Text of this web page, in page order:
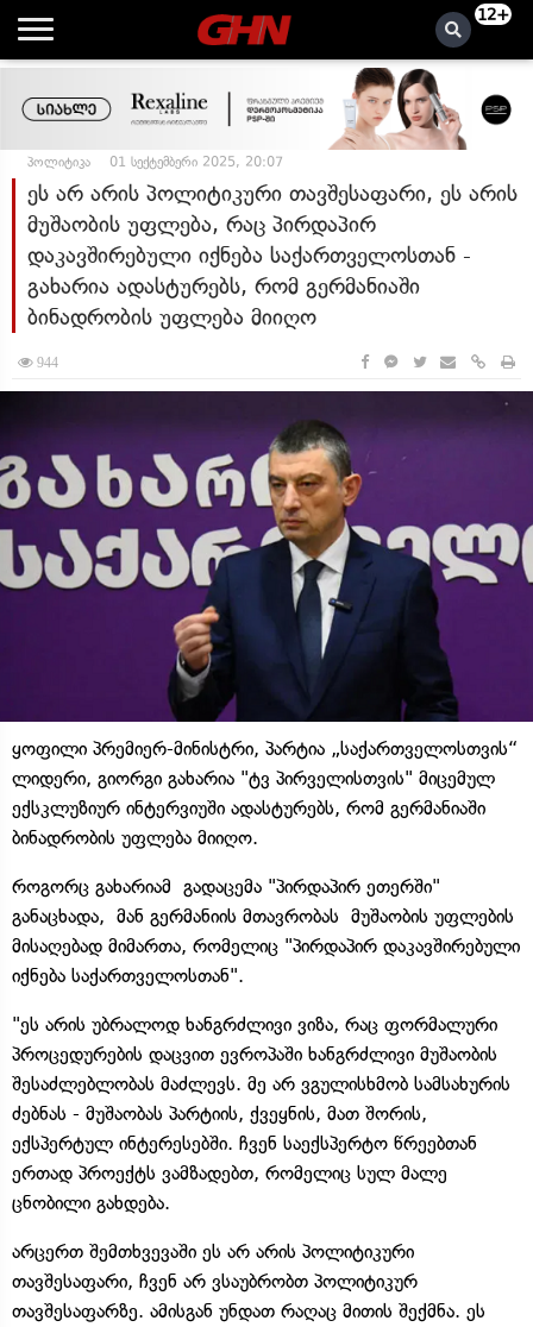
12+
პოლიტიკა 01 სექტემბერი 2025, 20:07
ეს არ არის პოლიტიკური თავშესაფარი, ეს არის
მუშაობის უფლება, რაც პირდაპირ
დაკავშირებული იქნება საქართველოსთან -
გახარია ადასტურებს, რომ გერმანიაში
ბინადრობის უფლება მიიღო
944
ყოფილი პრემიერ-მინისტრი, პარტია „საქართველოსთვის“
ლიდერი, გიორგი გახარია "ტვ პირველისთვის" მიცემულ
ექსკლუზიურ ინტერვიუში ადასტურებს, რომ გერმანიაში
ბინადრობის უფლება მიიღო.
როგორც გახარიამ გადაცემა "პირდაპირ ეთერში"
განაცხადა, მან გერმანიის მთავრობას მუშაობის უფლების
მისაღებად მიმართა, რომელიც "პირდაპირ დაკავშირებული
იქნება საქართველოსთან".
"ეს არის უბრალოდ ხანგრძლივი ვიზა, რაც ფორმალური
პროცედურების დაცვით ევროპაში ხანგრძლივი მუშაობის
შესაძლებლობას მაძლევს. მე არ ვგულისხმობ სამსახურის
ძებნას - მუშაობას პარტიის, ქვეყნის, მათ შორის,
ექსპერტულ ინტერესებში. ჩვენ საექსპერტო წრეებთან
ერთად პროექტს ვამზადებთ, რომელიც სულ მალე
ცნობილი გახდება.
არცერთ შემთხვევაში ეს არ არის პოლიტიკური
თავშესაფარი, ჩვენ არ ვსაუბრობთ პოლიტიკურ
თავშესაფარზე. ამისგან უნდათ რაღაც მითის შექმნა. ეს